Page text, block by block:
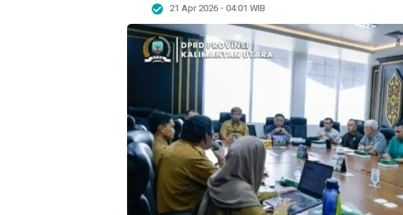
21 Apr 2026 - 04:01 WIB